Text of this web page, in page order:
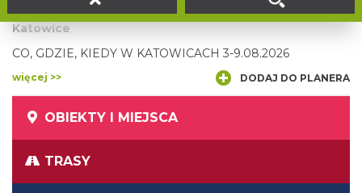
CO, GDZIE, KIEDY W KATOWICACH 3-9.08.2026
Katowice
CO, GDZIE, KIEDY W KATOWICACH 3-9.08.2026
więcej >> DODAJ DO PLANERA
OBIEKTY I MIEJSCA
TRASY